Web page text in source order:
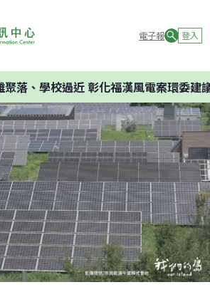
電子報 登入
校過近 彰化福漢風電案環委建議不應開